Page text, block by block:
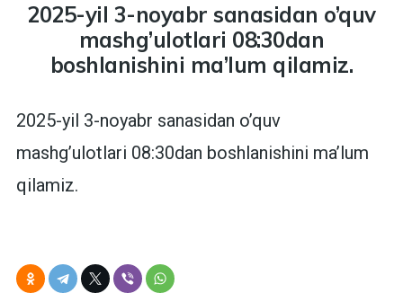
2025-yil 3-noyabr sanasidan o’quv
mashg’ulotlari 08:30dan
boshlanishini ma’lum qilamiz.
2025-yil 3-noyabr sanasidan o’quv
mashg’ulotlari 08:30dan boshlanishini ma’lum
qilamiz.